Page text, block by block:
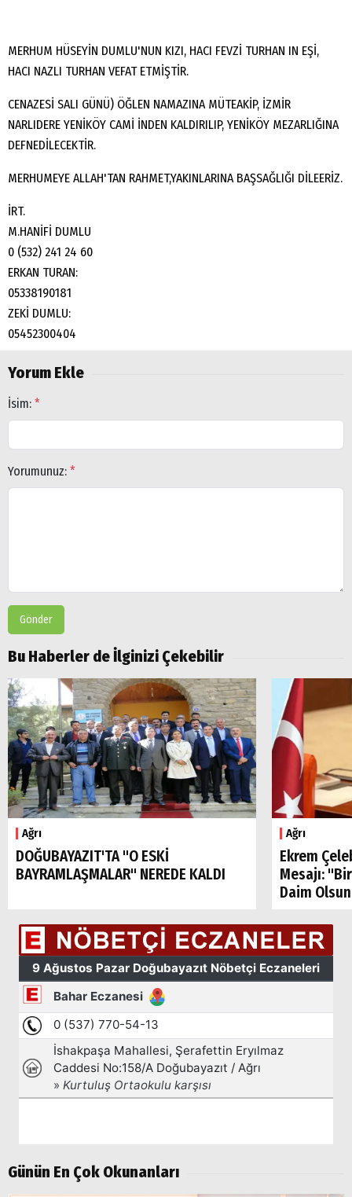
MERHUM HÜSEYİN DUMLU'NUN KIZI, HACI FEVZİ TURHAN IN EŞİ,
HACI NAZLI TURHAN VEFAT ETMİŞTİR.
CENAZESİ SALI GÜNÜ) ÖĞLEN NAMAZINA MÜTEAKİP, İZMİR
NARLIDERE YENİKÖY CAMİ İNDEN KALDIRILIP, YENİKÖY MEZARLIĞINA
DEFNEDİLECEKTİR.
MERHUMEYE ALLAH'TAN RAHMET,YAKINLARINA BAŞSAĞLIĞI DİLEERİZ.
İRT.
M.HANİFİ DUMLU
‭0 (532) 241 24 60‬
ERKAN TURAN:
05338190181
ZEKİ DUMLU:
05452300404
Yorum Ekle
İsim: *
Yorumunuz: *
Gönder
Bu Haberler de İlginizi Çekebilir
Ağrı
DOĞUBAYAZIT'TA "O ESKİ
BAYRAMLAŞMALAR" NEREDE KALDI
Ağrı
Ekrem
Mesajı:
Daim
Günün En Çok Okunanları
Arama
Ağrı